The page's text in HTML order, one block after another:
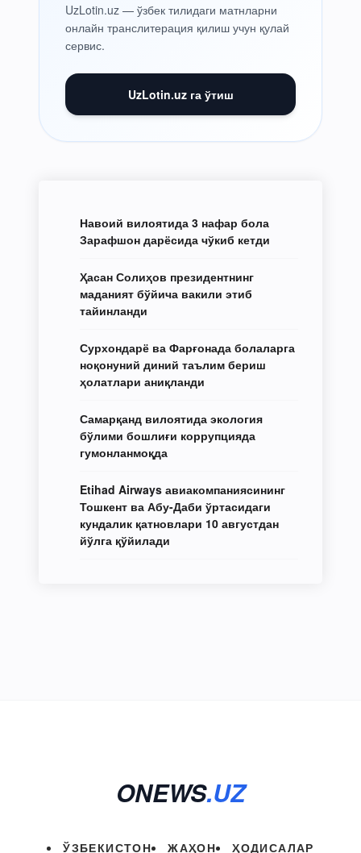
UzLotin.uz — ўзбек тилидаги матнларни
онлайн транслитерация қилиш учун қулай
сервис.
UzLotin.uz га ўтиш
Навоий вилоятида 3 нафар бола
Зарафшон дарёсида чўкиб кетди
Ҳасан Солиҳов президентнинг
маданият бўйича вакили этиб
тайинланди
Сурхондарё ва Фарғонада болаларга
ноқонуний диний таълим бериш
ҳолатлари аниқланди
Самарқанд вилоятида экология
бўлими бошлиғи коррупцияда
гумонланмоқда
Etihad Airways авиакомпаниясининг
Тошкент ва Абу-Даби ўртасидаги
кундалик қатновлари 10 августдан
йўлга қўйилади
ONEWS.UZ
ЎЗБЕКИСТОН ЖАҲОН ҲОДИСАЛАР